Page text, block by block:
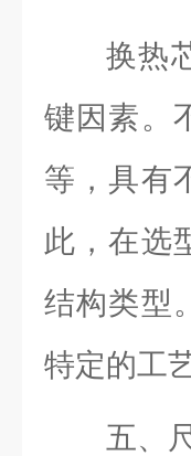
换热
键因素。
等，具有
此，在选
结构类型
特定的工
五、